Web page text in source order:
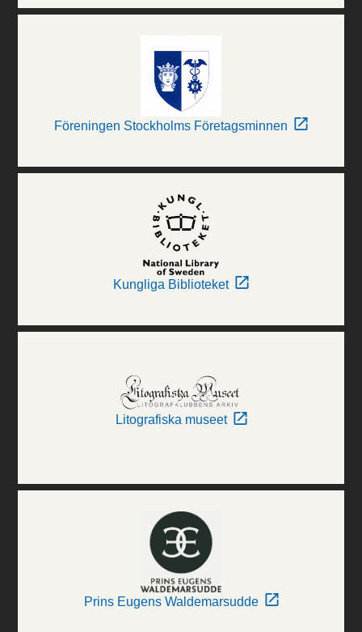
Föreningen Stockholms Företagsminnen
Kungliga Biblioteket
Litografiska museet
Prins Eugens Waldemarsudde